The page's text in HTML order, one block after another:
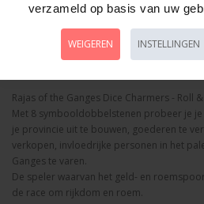
Bestellen
Omschrijving Foto hoge resolutie
Rajas of the Ganges Dice Charmers - Roll
Met 8 symbooldobbelstenen probeer je
je provincie uit te bouwen, goederen te
verkopen, invloedrijke personen in het
Ganges te varen.
De speler waarvan het geld- en
de race om rijkdom en roem.
verzameld op basis van uw
WEIGEREN INSTELLINGEN